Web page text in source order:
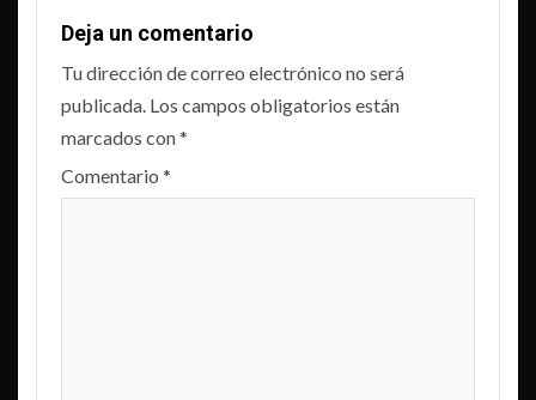
Deja un comentario
Tu dirección de correo electrónico no será
publicada. Los campos obligatorios están
marcados con*
Comentario *